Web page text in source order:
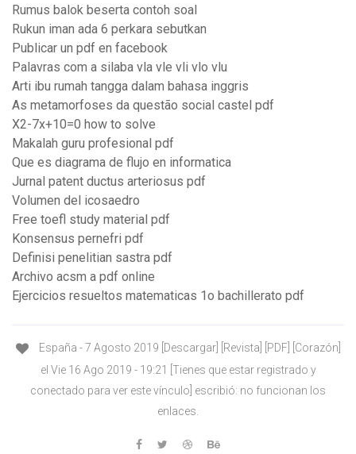
Rumus balok beserta contoh soal
Rukun iman ada 6 perkara sebutkan
Publicar un pdf en facebook
Palavras com a silaba vla vle vli vlo vlu
Arti ibu rumah tangga dalam bahasa inggris
As metamorfoses da questão social castel pdf
X2-7x+10=0 how to solve
Makalah guru profesional pdf
Que es diagrama de flujo en informatica
Jurnal patent ductus arteriosus pdf
Volumen del icosaedro
Free toefl study material pdf
Konsensus pernefri pdf
Definisi penelitian sastra pdf
Archivo acsm a pdf online
Ejercicios resueltos matematicas 1o bachillerato pdf
España - 7 Agosto 2019 [Descargar] [Revista] [PDF] [Corazón]
el Vie 16 Ago 2019 - 19:21 [Tienes que estar registrado y
conectado para ver este vínculo] escribió: no funcionan los
enlaces.